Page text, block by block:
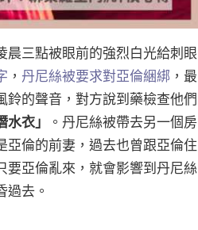
晨三點被眼前的強烈白光給刺眼
， 丹尼絲被要求對亞倫綑綁 ，最
的聲音，對方說到藥檢查他們
衣」
。丹尼絲被帶去另一個房
亞倫的前妻，過去也曾跟亞倫住
要亞倫亂來，就會影響到丹尼絲
去。